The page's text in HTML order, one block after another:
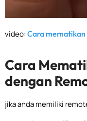
video: Cara
Cara
dengan
jika anda memiliki